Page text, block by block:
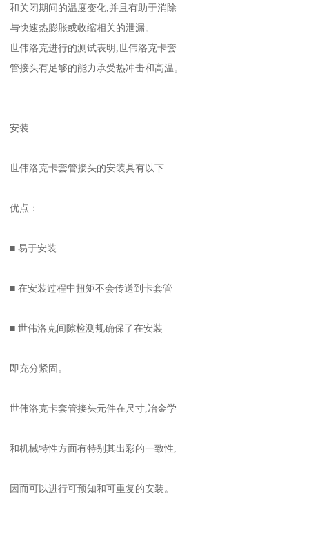
和关闭期间的温度变化,并且有助于消除
与快速热膨胀或收缩相关的泄漏。
世伟洛克进行的测试表明,世伟洛克卡套
管接头有足够的能力承受热冲击和高温。
安装
世伟洛克卡套管接头的安装具有以下
优点：
■ 易于安装
■ 在安装过程中扭矩不会传送到卡套管
■ 世伟洛克间隙检测规确保了在安装
即充分紧固。
世伟洛克卡套管接头元件在尺寸,冶金学
和机械特性方面有特别其出彩的一致性,
因而可以进行可预知和可重复的安装。